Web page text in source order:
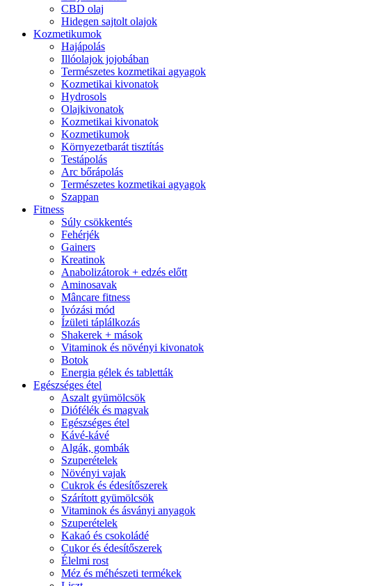
CBD olaj
Hidegen sajtolt olajok
Kozmetikumok
Hajápolás
Illóolajok jojobában
Természetes kozmetikai agyagok
Kozmetikai kivonatok
Hydrosols
Olajkivonatok
Kozmetikai kivonatok
Kozmetikumok
Környezetbarát tisztítás
Testápolás
Arc bőrápolás
Természetes kozmetikai agyagok
Szappan
Fitness
Súly csökkentés
Fehérjék
Gainers
Kreatinok
Anabolizátorok + edzés előtt
Aminosavak
Mâncare fitness
Ivózási mód
Ízületi táplálkozás
Shakerek + mások
Vitaminok és növényi kivonatok
Botok
Energia gélek és tabletták
Egészséges étel
Aszalt gyümölcsök
Diófélék és magvak
Egészséges étel
Kávé-kávé
Algák, gombák
Szuperételek
Növényi vajak
Cukrok és édesítőszerek
Szárított gyümölcsök
Vitaminok és ásványi anyagok
Szuperételek
Kakaó és csokoládé
Cukor és édesítőszerek
Élelmi rost
Méz és méhészeti termékek